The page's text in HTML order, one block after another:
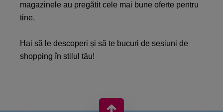
magazinele au pregătit cele mai bune oferte pentru
tine.
Hai să le descoperi și să te bucuri de sesiuni de
shopping în stilul tău!